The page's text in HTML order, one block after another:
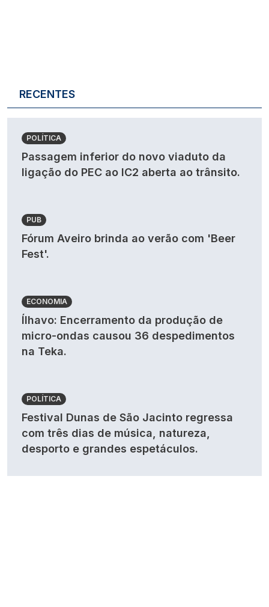
RECENTES
POLÍTICA
Passagem inferior do novo viaduto da
ligação do PEC ao IC2 aberta ao trânsito.
PUB
Fórum Aveiro brinda ao verão com 'Beer
Fest'.
ECONOMIA
Ílhavo: Encerramento da produção de
micro-ondas causou 36 despedimentos
na Teka.
POLÍTICA
Festival Dunas de São Jacinto regressa
com três dias de música, natureza,
desporto e grandes espetáculos.